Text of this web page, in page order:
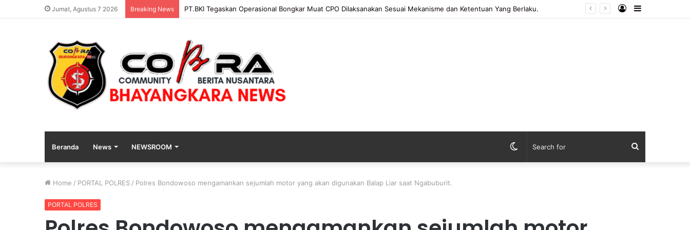
Jumat, Agustus 7 2026 Breaking News PENGGANTIAN KAPOLRI”KOMPETENSI ABSOLUT PRESIDEN” Sidebar
Log
Beranda News NEWSROOM Search
Switch
Home / PORTAL POLRES / Polres Bondowoso mengamankan sejumlah motor yang akan digunakan Balap Liar saat Ngabuburit.
PORTAL POLRES